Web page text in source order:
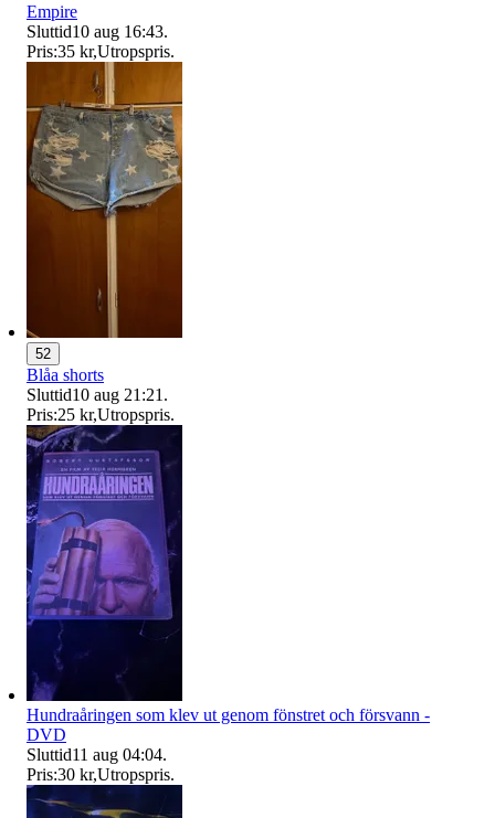
Empire
Sluttid10 aug 16:43.
Pris:35 kr,Utropspris.
52
Blåa shorts
Sluttid10 aug 21:21 .
Pris:25 kr,Utropspris.
Hundraåringen som klev ut genom fönstret och försvann -
DVD
Sluttid11 aug 04:04.
Pris:30 kr,Utropspris.